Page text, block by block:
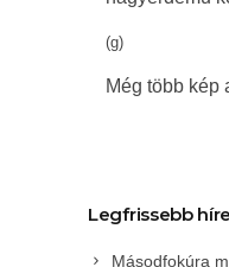
(g)
Még több kép
Legfrissebb
Másodfokúra